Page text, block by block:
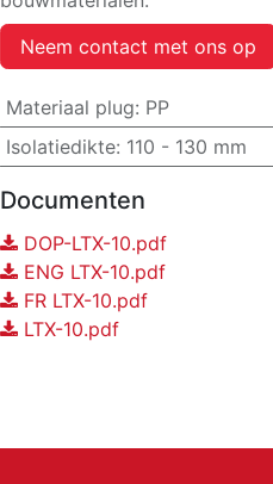
Neem contact met ons op
Materiaal plug: PP
Isolatiedikte: 110 - 130 mm
Documenten
DOP-LTX-10.pdf
ENG LTX-10.pdf
FR LTX-10.pdf
LTX-10.pdf